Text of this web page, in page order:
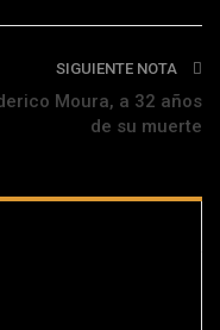
SIGUIENTE NOTA
Moura, a 32 años
de su muerte